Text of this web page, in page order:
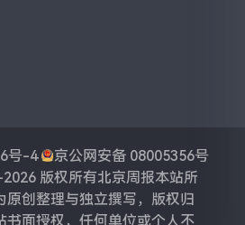
号-4
京公网安备 08005356号
版权所有北京周报本站所
原创整理与独立撰写，版权归
书面授权，任何单位或个人不